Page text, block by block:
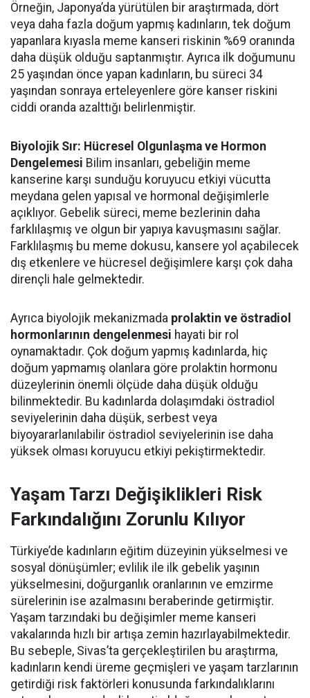
Örneğin, Japonya’da yürütülen bir araştırmada, dört
veya daha fazla doğum yapmış kadınların, tek doğum
yapanlara kıyasla meme kanseri riskinin %69 oranında
daha düşük olduğu saptanmıştır. Ayrıca ilk doğumunu
25 yaşından önce yapan kadınların, bu süreci 34
yaşından sonraya erteleyenlere göre kanser riskini
ciddi oranda azalttığı belirlenmiştir.
Biyolojik Sır: Hücresel Olgunlaşma ve Hormon
Dengelemesi Bilim insanları, gebeliğin meme
kanserine karşı sunduğu koruyucu etkiyi vücutta
meydana gelen yapısal ve hormonal değişimlerle
açıklıyor. Gebelik süreci, meme bezlerinin daha
farklılaşmış ve olgun bir yapıya kavuşmasını sağlar.
Farklılaşmış bu meme dokusu, kansere yol açabilecek
dış etkenlere ve hücresel değişimlere karşı çok daha
dirençli hale gelmektedir.
Ayrıca biyolojik mekanizmada prolaktin ve östradiol
hormonlarının dengelenmesi hayati bir rol
oynamaktadır. Çok doğum yapmış kadınlarda, hiç
doğum yapmamış olanlara göre prolaktin hormonu
düzeylerinin önemli ölçüde daha düşük olduğu
bilinmektedir. Bu kadınlarda dolaşımdaki östradiol
seviyelerinin daha düşük, serbest veya
biyoyararlanılabilir östradiol seviyelerinin ise daha
yüksek olması koruyucu etkiyi pekiştirmektedir.
Yaşam Tarzı Değişiklikleri Risk
Farkındalığını Zorunlu Kılıyor
Türkiye’de kadınların eğitim düzeyinin yükselmesi ve
sosyal dönüşümler; evlilik ile ilk gebelik yaşının
yükselmesini, doğurganlık oranlarının ve emzirme
sürelerinin ise azalmasını beraberinde getirmiştir.
Yaşam tarzındaki bu değişimler meme kanseri
vakalarında hızlı bir artışa zemin hazırlayabilmektedir.
Bu sebeple, Sivas’ta gerçekleştirilen bu araştırma,
kadınların kendi üreme geçmişleri ve yaşam tarzlarının
getirdiği risk faktörleri konusunda farkındalıklarını